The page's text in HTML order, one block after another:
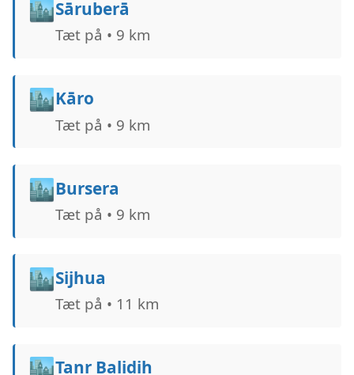
🏙️Sāruberā
Tæt på • 9 km
🏙️Kāro
Tæt på • 9 km
🏙️Bursera
Tæt på • 9 km
🏙️Sijhua
Tæt på • 11 km
🏙️Tanr Balidih